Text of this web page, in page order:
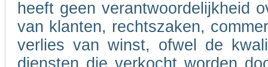
heeft geen verantwoordelijkheid
van klanten, rechtszaken,
verlies van winst, ofwel de
diensten die verkocht worden